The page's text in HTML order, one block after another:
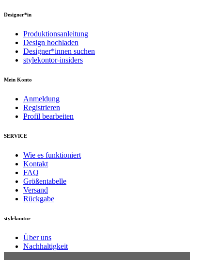
Designer*in
Produktionsanleitung
Design hochladen
Designer*innen suchen
stylekontor-insiders
Mein Konto
Anmeldung
Registrieren
Profil bearbeiten
SERVICE
Wie es funktioniert
Kontakt
FAQ
Größentabelle
Versand
Rückgabe
stylekontor
Über uns
Nachhaltigkeit